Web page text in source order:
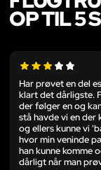
OP TIL 5
Har prøvet en del
klart det dårligste.
der følger en og
stå havde vi en
og ellers kunne vi
hvor min veninde
han kunne komme
dårligt når man